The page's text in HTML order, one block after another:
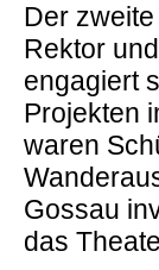
Der
Rektor
engagiert
Projekten
waren
Gossau
das